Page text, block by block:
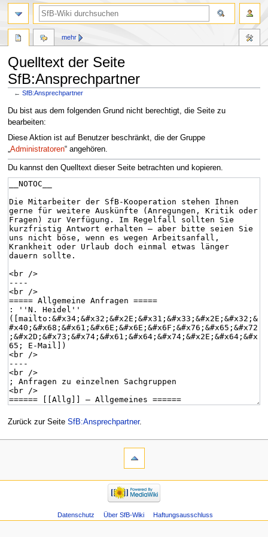
Quelltext der Seite
SfB:Ansprechpartner
←SfB:Ansprechpartner
Zur
Navigation
springen
Zur
Suche
springen
Du bist aus dem folgenden Grund nicht berechtigt, die Seite zu
bearbeiten:
Diese Aktion ist auf Benutzer beschränkt, die der Gruppe
Administratoren“ angehören.
Du kannst den Quelltext dieser Seite betrachten und kopieren.
Zurück zur Seite SfB:Ansprechpartner.
mehr
Datenschutz Über SfB-Wiki Haftungsausschluss